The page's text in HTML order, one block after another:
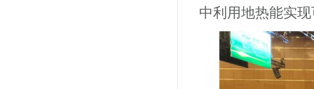
中利用地热能实